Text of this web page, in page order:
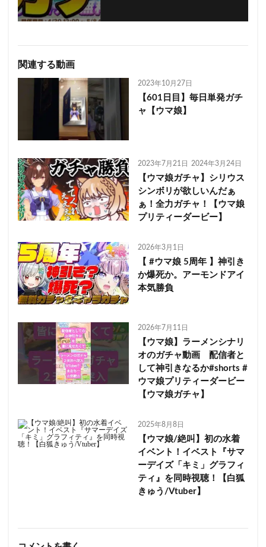
関連する動画
2023年10月27日
【601日目】毎日単発ガチ
ャ【ウマ娘】
2023年7月21日 2024年3月24日
【ウマ娘ガチャ】シリウス
シンボリが欲しいんだぁ
ぁ！全力ガチャ！【ウマ娘
プリティーダービー】
2026年3月1日
【 #ウマ娘 5周年 】神引き
か爆死か。アーモンドアイ
本気勝負
2026年7月11日
【ウマ娘】ラーメンシナリ
オのガチャ動画 配信者と
して神引きなるか#shorts #
ウマ娘プリティーダービー
【ウマ娘ガチャ】
2025年8月8日
【ウマ娘/絶叫】初の水着
イベント！イベスト『サマ
ーデイズ「キミ」グラフィ
ティ』を同時視聴！【白狐
きゅう/Vtuber】